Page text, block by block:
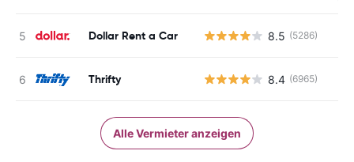
Dollar Rent a Car 8.5 (5286)
Thrifty 8.4 (6965)
Alle Vermieter anzeigen